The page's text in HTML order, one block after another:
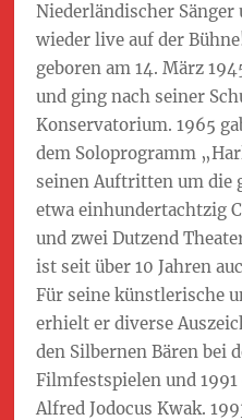
Niederländischer
wieder live auf der
geboren am 14. März
und ging nach seiner
Konservatorium. 1965
dem Soloprogramm
seinen Auftritten um die
etwa einhundertachtzig
und zwei Dutzend
ist seit über 10 Jahren
Für seine künstlerische
erhielt er diverse
den Silbernen Bären bei
Filmfestspielen und
Alfred Jodocus Kwak.